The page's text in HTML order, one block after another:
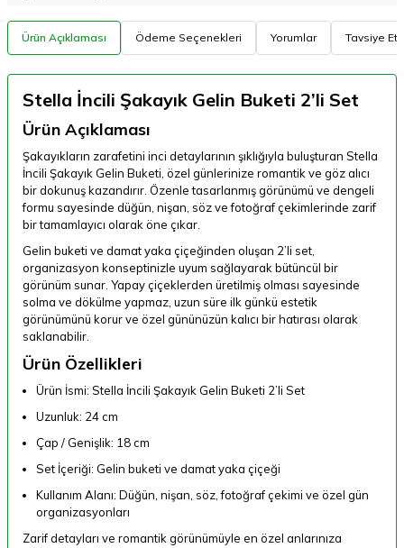
Ürün Açıklaması Ödeme Seçenekleri Yorumlar Tavsiye Et
Stella İncili Şakayık Gelin Buketi 2’li Set
Ürün Açıklaması
Şakayıkların zarafetini inci detaylarının şıklığıyla buluşturan Stella
İncili Şakayık Gelin Buketi, özel günlerinize romantik ve göz alıcı
bir dokunuş kazandırır. Özenle tasarlanmış görünümü ve dengeli
formu sayesinde düğün, nişan, söz ve fotoğraf çekimlerinde zarif
bir tamamlayıcı olarak öne çıkar.
Gelin buketi ve damat yaka çiçeğinden oluşan 2’li set,
organizasyon konseptinizle uyum sağlayarak bütüncül bir
görünüm sunar. Yapay çiçeklerden üretilmiş olması sayesinde
solma ve dökülme yapmaz, uzun süre ilk günkü estetik
görünümünü korur ve özel gününüzün kalıcı bir hatırası olarak
saklanabilir.
Ürün Özellikleri
Ürün İsmi: Stella İncili Şakayık Gelin Buketi 2’li Set
Uzunluk: 24 cm
Çap / Genişlik: 18 cm
Set İçeriği: Gelin buketi ve damat yaka çiçeği
Kullanım Alanı: Düğün, nişan, söz, fotoğraf çekimi ve özel gün
organizasyonları
Zarif detayları ve romantik görünümüyle en özel anlarınıza